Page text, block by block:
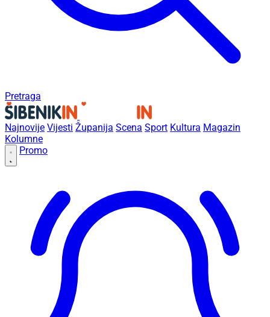
Pretraga
Najnovije Vijesti Županija Scena Sport Kultura Magazin
Kolumne
Promo